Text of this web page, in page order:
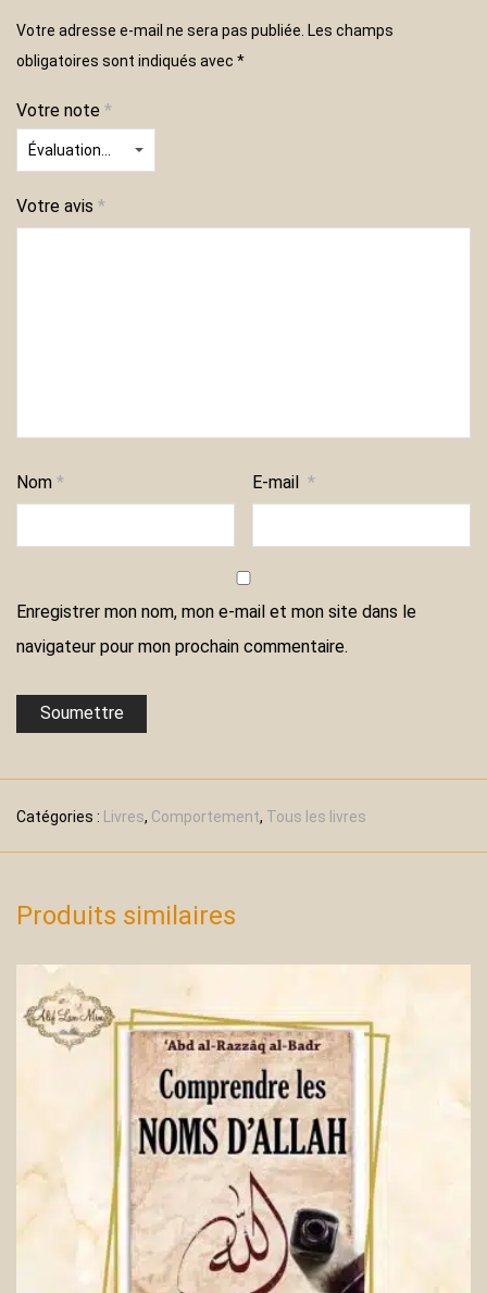
Votre adresse e-mail ne sera pas publiée. Les champs
obligatoires sont indiqués avec *
Votre note *
Votre avis *
Nom * E-mail*
Enregistrer mon nom, mon e-mail et mon site dans le
navigateur pour mon prochain commentaire.
Catégories : Livres, Comportement, Tous les livres
Produits similaires